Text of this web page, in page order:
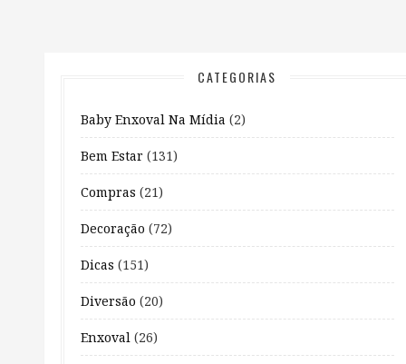
CATEGORIAS
Baby Enxoval Na Mídia (2)
Bem Estar (131)
Compras (21)
Decoração (72)
Dicas (151)
Diversão (20)
Enxoval (26)